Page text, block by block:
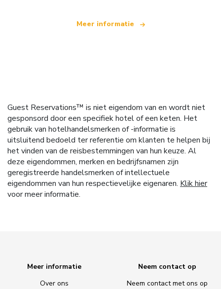
Meer informatie
Guest Reservations™ is niet eigendom van en wordt niet
gesponsord door een specifiek hotel of een keten. Het
gebruik van hotelhandelsmerken of -informatie is
uitsluitend bedoeld ter referentie om klanten te helpen bij
het vinden van de reisbestemmingen van hun keuze. Al
deze eigendommen, merken en bedrijfsnamen zijn
geregistreerde handelsmerken of intellectuele
eigendommen van hun respectievelijke eigenaren. Klik hier
voor meer informatie.
Meer informatie
Over ons
Neem contact op
Neem contact met ons op